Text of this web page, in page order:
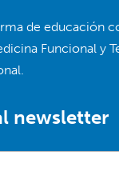
de educación
Funcional y
newsletter